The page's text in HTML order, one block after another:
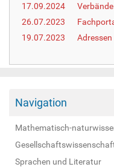
:
17.09.2024
26.07.2023
19.07.2023
Adressen
Navigation
Mathematisch-
Sprachen und Literatur